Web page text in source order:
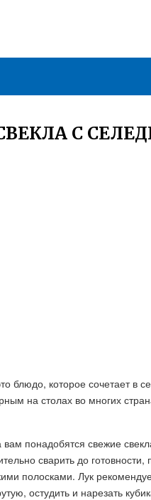
С
блюдо, которое сочетает в
на столах во многих
вам понадобятся свежие
сварить до
полосками. Лук
остудить и нарезать